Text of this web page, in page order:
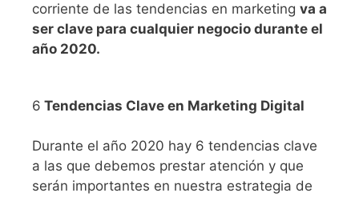
corriente de las tendencias en marketing va a
ser clave para cualquier negocio durante el
año 2020.
6 Tendencias Clave en Marketing Digital
Durante el año 2020 hay 6 tendencias clave
a las que debemos prestar atención y que
serán importantes en nuestra estrategia de